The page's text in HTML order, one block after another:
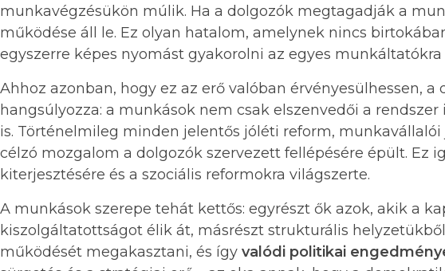
munkavégzésükön múlik. Ha a dolgozók megtagadják a
működése áll le. Ez olyan hatalom, amelynek nincs
egyszerre képes nyomást gyakorolni az egyes
Ahhoz azonban, hogy ez az erő valóban érvényesülhessen, a
hangsúlyozza: a munkások nem csak elszenvedői a
is. Történelmileg minden jelentős jóléti reform,
célzó mozgalom a dolgozók szervezett fellépésére épült. Ez
kiterjesztésére és a szociális reformokra világszerte.
A munkások szerepe tehát kettős: egyrészt ők azok, akik a
kiszolgáltatottságot élik át, másrészt strukturális
működését megakasztani, és így valódi politikai